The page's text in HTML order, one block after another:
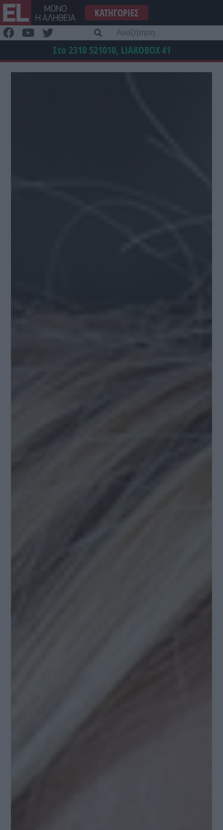
Μετάβαση
στο
περιεχόμενο
ΚΑΤΗΓΟΡΊΕΣ
Στο 2310 521010, LIAKOBOX41